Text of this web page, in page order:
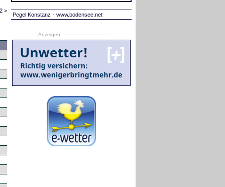
>
Pegel Konstanz - www.bodensee.net
--- Anzeigen --------------------------------